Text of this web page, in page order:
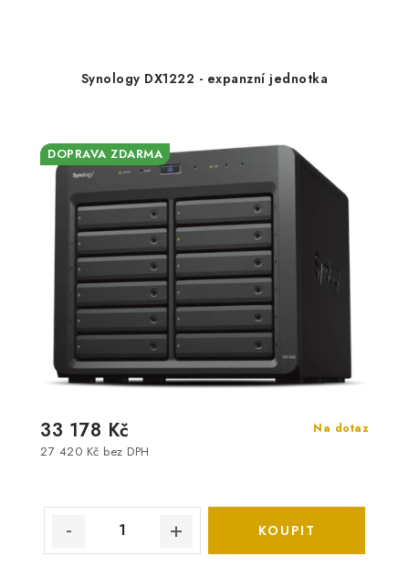
Synology DX1222 - expanzní jednotka
DOPRAVA ZDARMA
Na dotaz
27 420 Kč bez DPH
33 178 Kč